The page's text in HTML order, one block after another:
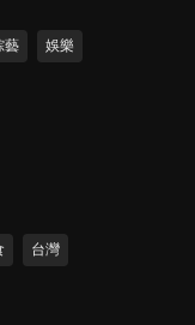
藝 娛樂
台灣